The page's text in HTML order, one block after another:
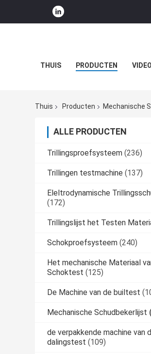
THUIS PRODUCTEN
Thuis Producten Mechanische
ALLE PRODUCTEN
Trillingsproefsysteem (236)
Trillingen testmachine (137)
Eleltrodynamische
(172)
Trillingslijst het Testen
Schokproefsysteem (240)
Het mechanische Materiaal
Schoktest (125)
De Machine van de builtest
Mechanische Schudbekerlijst
de verpakkende machine van
dalingstest (109)